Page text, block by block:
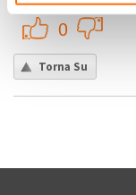
0
Torna Su